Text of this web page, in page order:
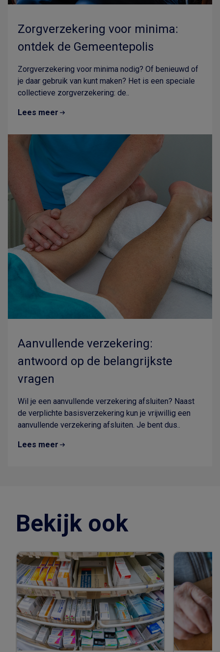
Zorgverzekering voor minima:
ontdek de Gemeentepolis
Zorgverzekering voor minima nodig? Of benieuwd of
je daar gebruik van kunt maken? Het is een speciale
collectieve zorgverzekering: de..
Lees meer
Aanvullende verzekering:
antwoord op de belangrijkste
vragen
Wil je een aanvullende verzekering afsluiten? Naast
de verplichte basisverzekering kun je vrijwillig een
aanvullende verzekering afsluiten. Je bent dus..
Lees meer
Bekijk ook